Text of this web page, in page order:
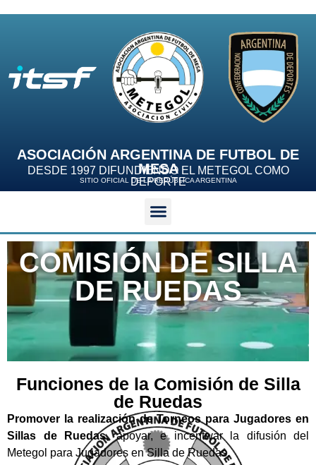
ASOCIACIÓN ARGENTINA DE FUTBOL DE
MESA
DESDE 1997 DIFUNDIENDO EL METEGOL COMO
DEPORTE
SITIO OFICIAL DE LA REPÚBLICA ARGENTINA
COMISIÓN DE SILLA
DE RUEDAS
Funciones de la Comisión de Silla
de Ruedas
Promover la realización de Torneos para Jugadores en
Sillas de Ruedas, apoyar, e incentivar la difusión del
Metegol para Jugadores en Silla de Ruedas.